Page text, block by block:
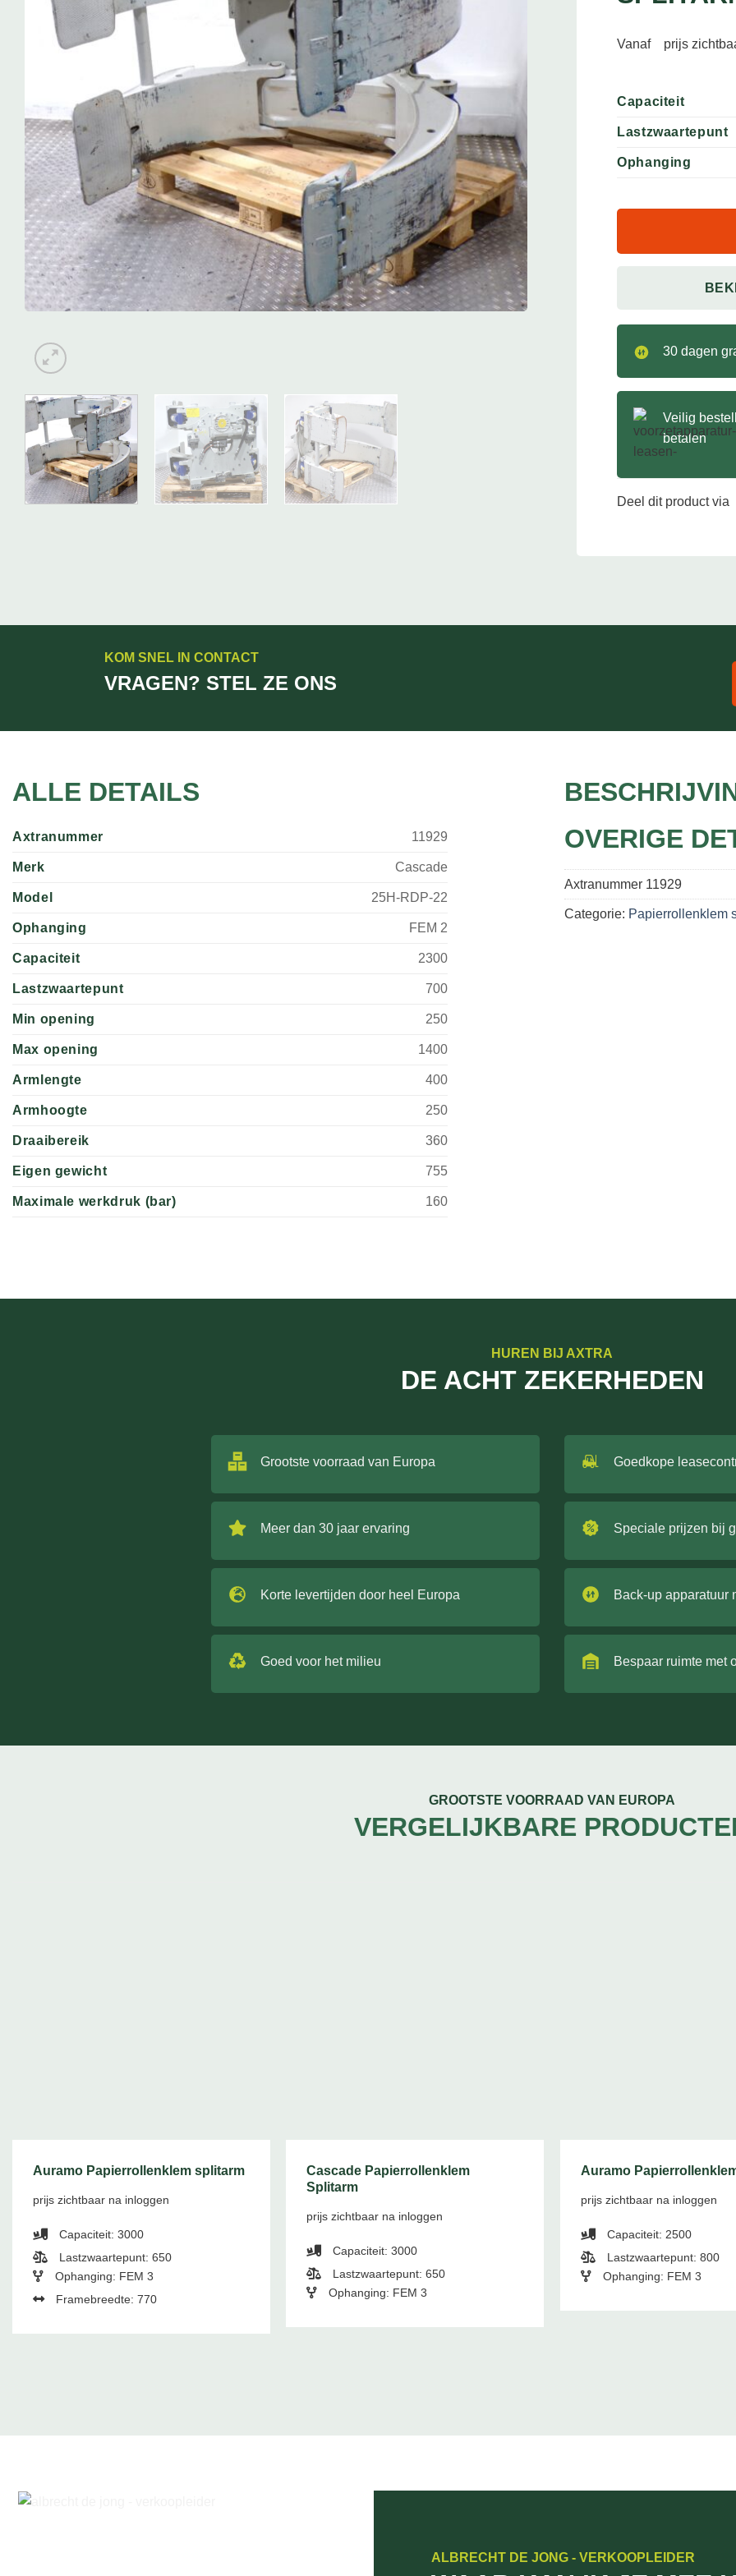
Vanaf prijs
Capaciteit
Lastzwaartepunt
Ophanging
30 dagen
Veilig
betalen
Deel dit product via
KOM SNEL IN CONTACT
VRAGEN? STEL ZE ONS
ALLE DETAILS
Axtranummer 11929
Merk Cascade
Model 25H-RDP-22
Ophanging FEM 2
Capaciteit 2300
Lastzwaartepunt 700
Min opening 250
Max opening 1400
Armlengte 400
Armhoogte 250
Draaibereik 360
Eigen gewicht 755
Maximale werkdruk (bar) 160
OVERIGE
Axtranummer 11929
Categorie: Papierrollenklem
HUREN BIJ AXTRA
DE ACHT ZEKERHEDEN
Grootste voorraad van Europa
Meer dan 30 jaar ervaring
Korte levertijden door heel Europa
Goed voor het milieu
Goedkope
Speciale prijzen bij
Back-up apparatuur
Bespaar ruimte met
GROOTSTE VOORRAAD VAN EUROPA
VERGELIJKBARE
Auramo Papierrollenklem splitarm
prijs zichtbaar na inloggen
Capaciteit: 3000
Lastzwaartepunt: 650
Ophanging: FEM 3
Framebreedte: 770
Cascade Papierrollenklem
Splitarm
prijs zichtbaar na inloggen
Capaciteit: 3000
Lastzwaartepunt: 650
Ophanging: FEM 3
Auramo
prijs zichtbaar na inloggen
Capaciteit: 2500
Lastzwaartepunt: 800
Ophanging: FEM 3
ALBRECHT DE JONG - VERKOOPLEIDER